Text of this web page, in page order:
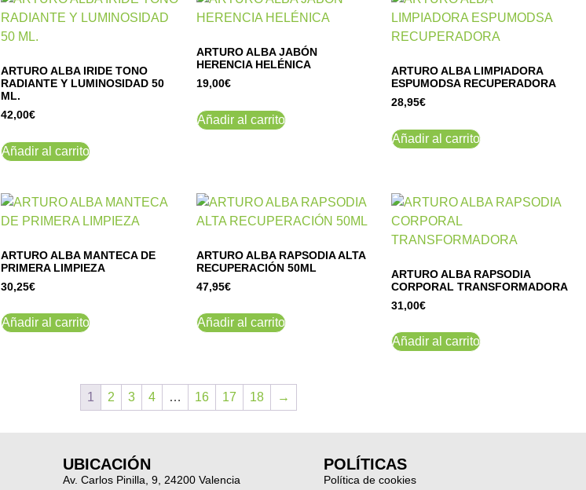
ARTURO ALBA IRIDE TONO
RADIANTE Y LUMINOSIDAD 50
ML.
42,00€
Añadir al carrito
ARTURO ALBA JABÓN
HERENCIA HELÉNICA
19,00€
Añadir al carrito
ARTURO ALBA LIMPIADORA
ESPUMODSA RECUPERADORA
28,95€
Añadir al carrito
ARTURO ALBA MANTECA DE
PRIMERA LIMPIEZA
30,25€
Añadir al carrito
ARTURO ALBA RAPSODIA ALTA
RECUPERACIÓN 50ML
47,95€
Añadir al carrito
ARTURO ALBA RAPSODIA
CORPORAL TRANSFORMADORA
31,00€
Añadir al carrito
1 2 3 4 … 16 17 18 →
UBICACIÓN
Av. Carlos Pinilla, 9, 24200 Valencia
POLÍTICAS
Política de cookies